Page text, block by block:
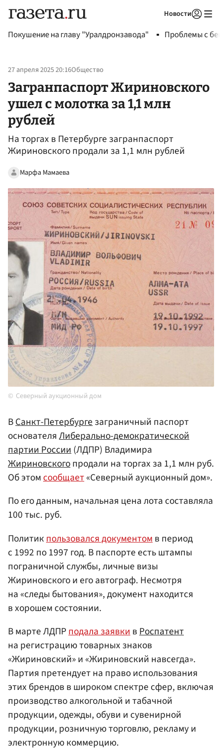
Новости
Покушение на главу "Уралдронзавода" Проблемы с
27 апреля 2025 20:16Общество
Загранпаспорт Жириновского
ушел с молотка за 1,1 млн
рублей
На торгах в Петербурге загранпаспорт
Жириновского продали за 1,1 млн рублей
Марфа Мамаева
Северный аукционный дом
ВСанкт-Петербургезаграничный паспорт
основателяЛиберально-демократической
партии России(ЛДПР) Владимира
Жириновскогопродали на торгах за 1,1 млн руб.
Об этомсообщает«Северный аукционный дом».
По его данным, начальная цена лота составляла
100 тыс. руб.
Политик пользовался документом в период
с 1992 по 1997 год. В паспорте есть штампы
пограничной службы, личные визы
Жириновского и его автограф. Несмотря
на «следы бытования», документ находится
в хорошем состоянии.
В марте ЛДПРподала заявкивРоспатент
на регистрацию товарных знаков
«Жириновский» и «Жириновский навсегда».
Партия претендует на право использования
этих брендов в широком спектре сфер, включая
производство алкогольной и табачной
продукции, одежды, обуви и сувенирной
продукции, розничную торговлю, рекламу и
электронную коммерцию.